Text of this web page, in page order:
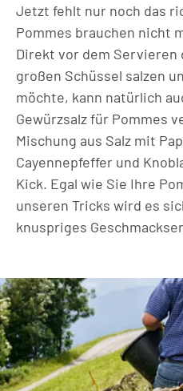
Jetzt fehlt nur noch das
Pommes brauchen nicht
Direkt vor dem Servieren
großen Schüssel salzen
möchte, kann natürlich
Gewürzsalz für Pommes
Mischung aus Salz mit
Cayennepfeffer und
Kick. Egal wie Sie Ihre
unseren Tricks wird es
knuspriges